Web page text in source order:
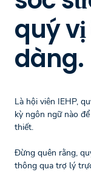
quý vị
dàng.
Là hội viên IEHP,
kỳ ngôn ngữ nào
thiết.
Đừng quên rằng,
thông qua trợ lý